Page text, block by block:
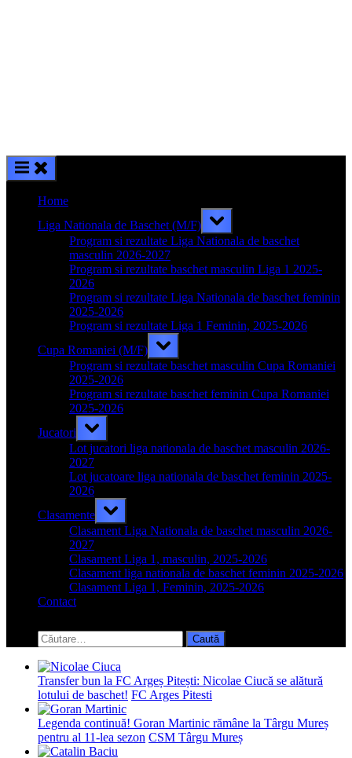
Home
Liga Nationala de Baschet (M/F)
Toggle
sub-
menu
Program si rezultate Liga Nationala de baschet
masculin 2026-2027
Program si rezultate baschet masculin Liga 1 2025-
2026
Program si rezultate Liga Nationala de baschet feminin
2025-2026
Program si rezultate Liga 1 Feminin, 2025-2026
Cupa Romaniei (M/F)
Toggle
sub-
menu
Program si rezultate baschet masculin Cupa Romaniei
2025-2026
Program si rezultate baschet feminin Cupa Romaniei
2025-2026
Jucatori
Toggle
sub-
menu
Lot jucatori liga nationala de baschet masculin 2026-
2027
Lot jucatoare liga nationala de baschet feminin 2025-
2026
Clasamente
Toggle
sub-
menu
Clasament Liga Nationala de baschet masculin 2026-
2027
Clasament Liga 1, masculin, 2025-2026
Clasament liga nationala de baschet feminin 2025-2026
Clasament Liga 1, Feminin, 2025-2026
Contact
search
form
Caută
după:
Transfer bun la FC Argeș Pitești: Nicolae Ciucă se alătură
lotului de baschet! FC Arges Pitesti
Legenda continuă! Goran Martinic rămâne la Târgu Mureș
pentru al 11-lea sezon CSM Târgu Mureș